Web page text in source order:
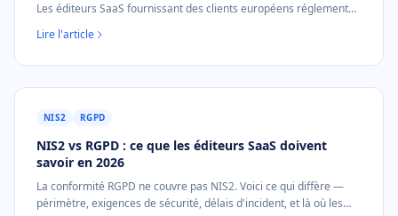
Les éditeurs SaaS fournissant des clients européens réglementés
Lire l'article
NIS2 RGPD
NIS2 vs RGPD : ce que les éditeurs SaaS doivent
savoir en 2026
La conformité RGPD ne couvre pas NIS2. Voici ce qui diffère —
périmètre, exigences de sécurité, délais d'incident, et là où les